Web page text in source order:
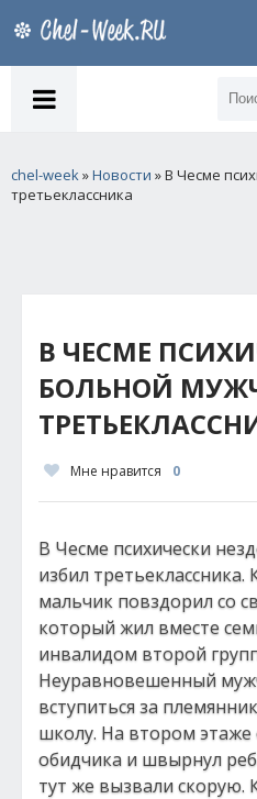
chel-week»Новости » В Чесме
третьеклассника
В ЧЕСМЕ
БОЛЬНОЙ
Мне нравится 0
В Чесме психически
избил третьеклассника.
мальчик повздорил со
который жил вместе
инвалидом второй
Неуравновешенный
вступиться за
школу. На втором этаже
обидчика и швырнул
тут же вызвали скорую.